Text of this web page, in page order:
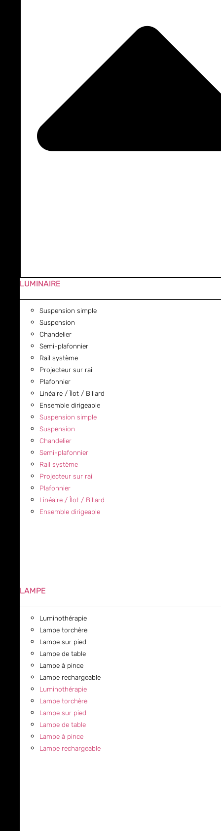
LUMINAIRE
Suspension simple
Suspension
Chandelier
Semi-plafonnier
Rail système
Projecteur sur rail
Plafonnier
Linéaire / Îlot / Billard
Ensemble dirigeable
Suspension simple
Suspension
Chandelier
Semi-plafonnier
Rail système
Projecteur sur rail
Plafonnier
Linéaire / Îlot / Billard
Ensemble dirigeable
LAMPE
Luminothérapie
Lampe torchère
Lampe sur pied
Lampe de table
Lampe à pince
Lampe rechargeable
Luminothérapie
Lampe torchère
Lampe sur pied
Lampe de table
Lampe à pince
Lampe rechargeable